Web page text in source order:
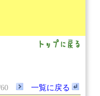
一覧に戻る